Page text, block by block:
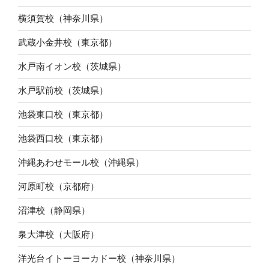
横須賀校（神奈川県）
武蔵小金井校（東京都）
水戸南イオン校（茨城県）
水戸駅前校（茨城県）
池袋東口校（東京都）
池袋西口校（東京都）
沖縄あわせモール校（沖縄県）
河原町校（京都府）
沼津校（静岡県）
泉大津校（大阪府）
洋光台イトーヨーカドー校（神奈川県）